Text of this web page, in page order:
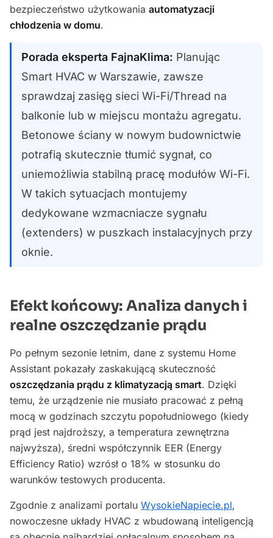
bezpieczeństwo użytkowania automatyzacji
chłodzenia w domu.
Porada eksperta FajnaKlima: Planując
Smart HVAC w Warszawie, zawsze
sprawdzaj zasięg sieci Wi-Fi/Thread na
balkonie lub w miejscu montażu agregatu.
Betonowe ściany w nowym budownictwie
potrafią skutecznie tłumić sygnał, co
uniemożliwia stabilną pracę modułów Wi-Fi.
W takich sytuacjach montujemy
dedykowane wzmacniacze sygnału
(extenders) w puszkach instalacyjnych przy
oknie.
Efekt końcowy: Analiza danych i
realne oszczędzanie prądu
Po pełnym sezonie letnim, dane z systemu Home
Assistant pokazały zaskakującą skuteczność
oszczędzania prądu z klimatyzacją smart. Dzięki
temu, że urządzenie nie musiało pracować z pełną
mocą w godzinach szczytu popołudniowego (kiedy
prąd jest najdroższy, a temperatura zewnętrzna
najwyższa), średni współczynnik EER (Energy
Efficiency Ratio) wzrósł o 18% w stosunku do
warunków testowych producenta.
Zgodnie z analizami portalu WysokieNapiecie.pl,
nowoczesne układy HVAC z wbudowaną inteligencją